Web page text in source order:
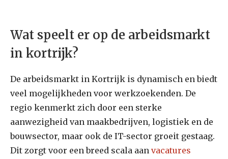
Wat speelt er op de arbeidsmarkt
in kortrijk?
De arbeidsmarkt in Kortrijk is dynamisch en biedt
veel mogelijkheden voor werkzoekenden. De
regio kenmerkt zich door een sterke
aanwezigheid van maakbedrijven, logistiek en de
bouwsector, maar ook de IT-sector groeit gestaag.
Dit zorgt voor een breed scala aan vacatures